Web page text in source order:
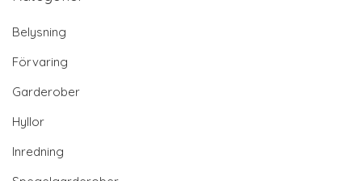
Belysning
Förvaring
Garderober
Hyllor
Inredning